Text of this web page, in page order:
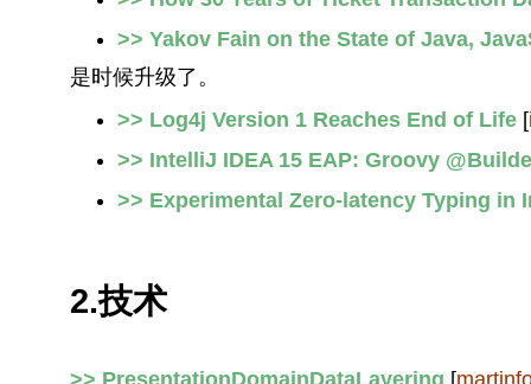
>> Yakov Fain on the State of Java,
是时候升级了。
>> Log4j Version 1 Reaches End of Life[
>> IntelliJ IDEA 15 EAP: Groovy
>> Experimental Zero-latency Typing in
2.技术